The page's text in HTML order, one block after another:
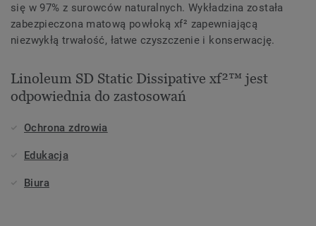
się w 97% z surowców naturalnych. Wykładzina została
zabezpieczona matową powłoką xf² zapewniającą
niezwykłą trwałość, łatwe czyszczenie i konserwację.
Linoleum SD Static Dissipative xf²™ jest
odpowiednia do zastosowań
Ochrona zdrowia
Edukacja
Biura